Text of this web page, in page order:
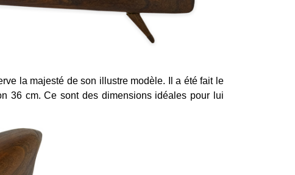
la majesté de son illustre modèle. Il a été fait le
36 cm. Ce sont des dimensions idéales pour lui